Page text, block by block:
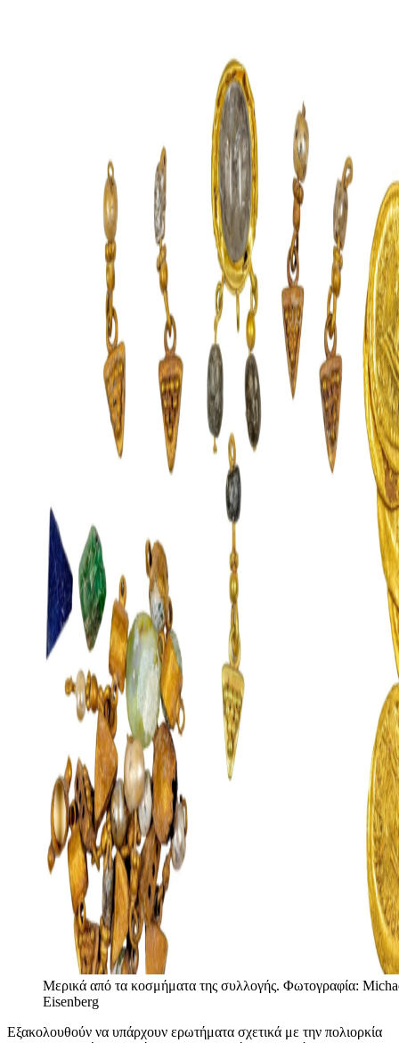
Μερικά από τα κοσμήματα της συλλογής. Φωτογραφία:
Eisenberg
Εξακολουθούν να υπάρχουν ερωτήματα σχετικά με την πολιορκία